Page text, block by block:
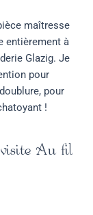
maîtresse
entièrement à
Glazig. Je
pour
pour
!
visite Au fil